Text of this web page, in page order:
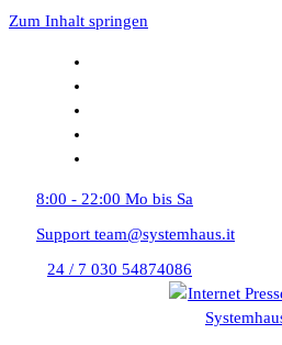
Zum Inhalt springen
8:00 - 22:00 Mo bis Sa
Support team@systemhaus.it
24 / 7 030 54874086